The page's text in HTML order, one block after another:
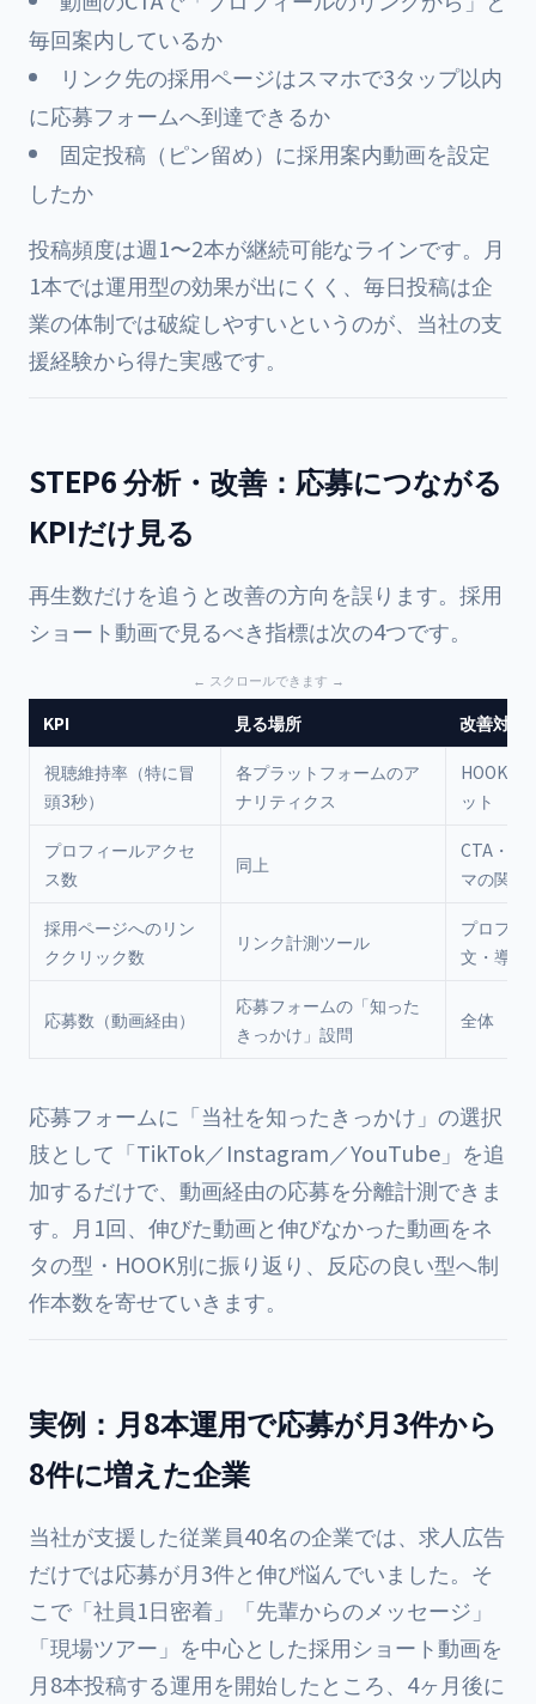
毎回案内しているか
リンク先の採用ページはスマホで3タップ以内
に応募フォームへ到達できるか
固定投稿（ピン留め）に採用案内動画を設定
したか
投稿頻度は週1〜2本が継続可能なラインです。月
1本では運用型の効果が出にくく、毎日投稿は企
業の体制では破綻しやすいというのが、当社の支
援経験から得た実感です。
STEP6 分析・改善：応募につながる
KPIだけ見る
再生数だけを追うと改善の方向を誤ります。採用
ショート動画で見るべき指標は次の4つです。
KPI 見る場所 改善対象
視聴維持率（特に冒
頭3秒）
各プラットフォームのア
ナリティクス
HOOK・
ット
プロフィールアクセ
ス数
同上
CTA・動
マの関心
採用ページへのリン
ククリック数
リンク計測ツール
プロフィ
文・導線
応募数（動画経由）
応募フォームの「知った
きっかけ」設問
全体
応募フォームに「当社を知ったきっかけ」の選択
肢として「TikTok／Instagram／YouTube」を追
加するだけで、動画経由の応募を分離計測できま
す。月1回、伸びた動画と伸びなかった動画をネ
タの型・HOOK別に振り返り、反応の良い型へ制
作本数を寄せていきます。
実例：月8本運用で応募が月3件から
8件に増えた企業
当社が支援した従業員40名の企業では、求人広告
だけでは応募が月3件と伸び悩んでいました。そ
こで「社員1日密着」「先輩からのメッセージ」
「現場ツアー」を中心とした採用ショート動画を
月8本投稿する運用を開始したところ、4ヶ月後に